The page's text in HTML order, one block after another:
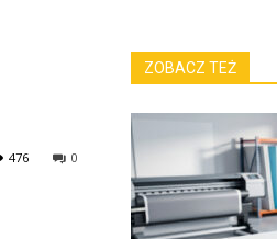
0
476
ZOBACZ TEŻ